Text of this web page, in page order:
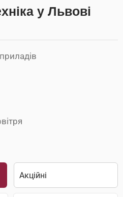
у Львові